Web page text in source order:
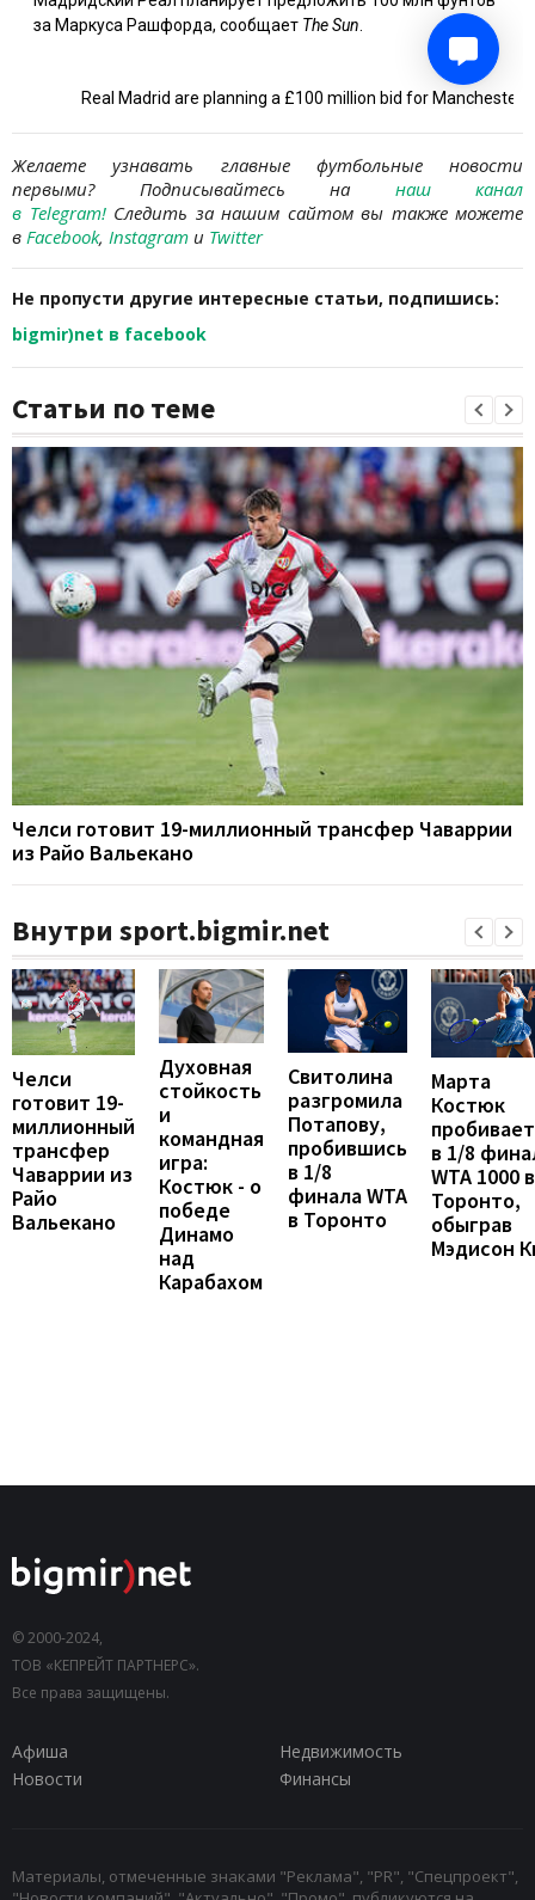
Желаете узнавать главные футбольные новости
первыми?Подписывайтесь на наш канал
в Telegram!Следить за нашим сайтом вы также можете
в Facebook, Instagram и Twitter
Не пропусти другие интересные статьи, подпишись:
bigmir)net в facebook
Статьи по теме
Челси готовит 19-миллионный трансфер Чаваррии
из Райо Вальекано
Внутри sport.bigmir.net
Челси
готовит 19-
миллионный
трансфер
Чаваррии из
Райо
Вальекано
Духовная
стойкость
и
командная
игра:
Костюк - о
победе
Динамо
над
Карабахом
Свитолина
разгромила
Потапову,
пробившись
в 1/8
финала WTA
в Торонто
Марта
Костюк
в 1/8
WTA 1000 в
Торонто,
обыграв
Мэдисон
© 2000-2024,
ТОВ «КЕПРЕЙТ ПАРТНЕРС».
Все права защищены.
Афиша
Недвижимость
Новости
Финансы
Материалы, отмеченные знаками "Реклама", "PR", "Спецпроект",